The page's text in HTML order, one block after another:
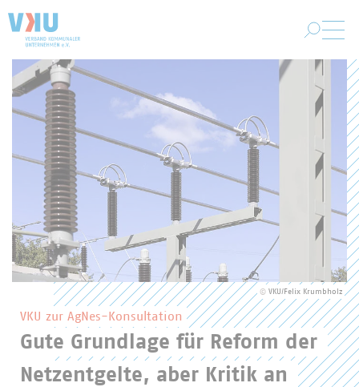
VKU-Startseite
Hervorgehobene Inhalte des VKU
VKU zur AgNes-Konsultation
Gute Grundlage für Reform der
Netzentgelte, aber Kritik an
© VKU/Felix Krumbholz